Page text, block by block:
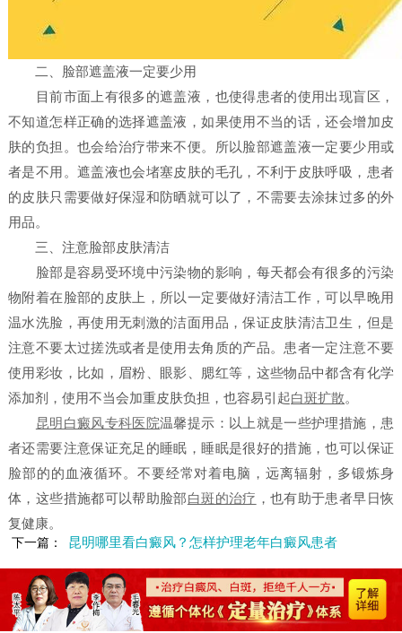
二、脸部遮盖液一定要少用
目前市面上有很多的遮盖液，也使得患者的使用出现盲区，
不知道怎样正确的选择遮盖液，如果使用不当的话，还会增加皮
肤的负担。也会给治疗带来不便。所以脸部遮盖液一定要少用或
者是不用。遮盖液也会堵塞皮肤的毛孔，不利于皮肤呼吸，患者
的皮肤只需要做好保湿和防晒就可以了，不需要去涂抹过多的外
用品。
三、注意脸部皮肤清洁
脸部是容易受环境中污染物的影响，每天都会有很多的污染
物附着在脸部的皮肤上，所以一定要做好清洁工作，可以早晚用
温水洗脸，再使用无刺激的洁面用品，保证皮肤清洁卫生，但是
注意不要太过搓洗或者是使用去角质的产品。患者一定注意不要
使用彩妆，比如，眉粉、眼影、腮红等，这些物品中都含有化学
添加剂，使用不当会加重皮肤负担，也容易引起白斑扩散。
昆明白癜风专科医院温馨提示：以上就是一些护理措施，患
者还需要注意保证充足的睡眠，睡眠是很好的措施，也可以保证
脸部的的血液循环。不要经常对着电脑，远离辐射，多锻炼身
体，这些措施都可以帮助脸部白斑的治疗 ，也有助于患者早日恢
复健康。
下一篇： 昆明哪里看白癜风？怎样护理老年白癜风患者